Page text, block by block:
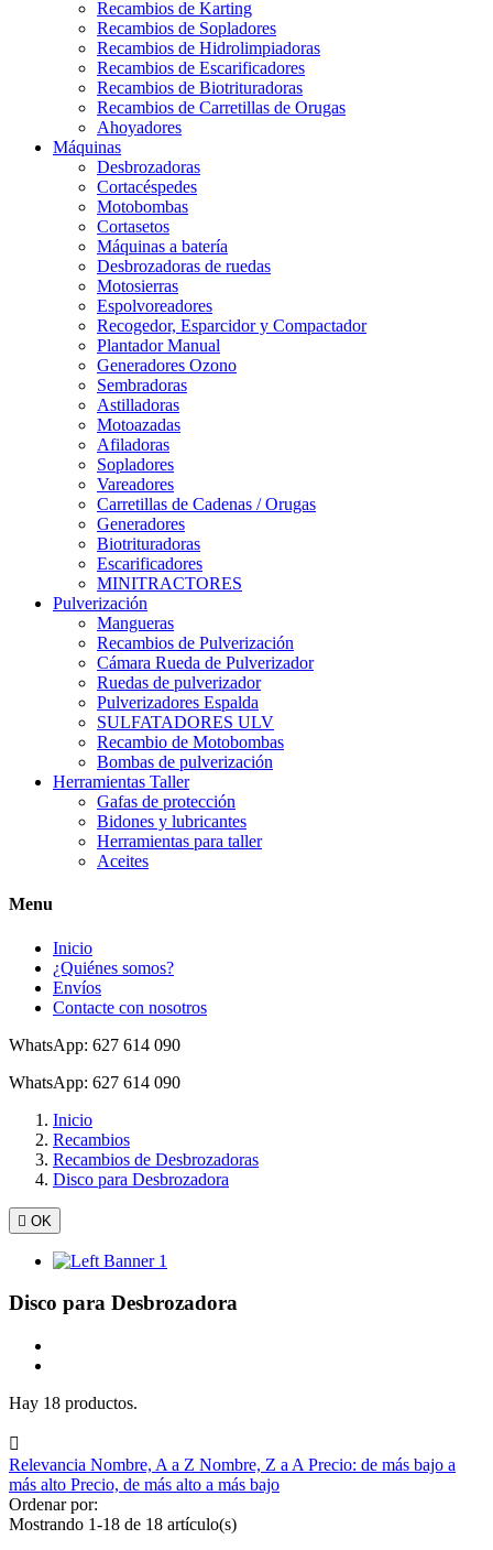
Recambios de Karting
Recambios de Sopladores
Recambios de Hidrolimpiadoras
Recambios de Escarificadores
Recambios de Biotrituradoras
Recambios de Carretillas de Orugas
Ahoyadores
Máquinas
Desbrozadoras
Cortacéspedes
Motobombas
Cortasetos
Máquinas a batería
Desbrozadoras de ruedas
Motosierras
Espolvoreadores
Recogedor, Esparcidor y Compactador
Plantador Manual
Generadores Ozono
Sembradoras
Astilladoras
Motoazadas
Afiladoras
Sopladores
Vareadores
Carretillas de Cadenas / Orugas
Generadores
Biotrituradoras
Escarificadores
MINITRACTORES
Pulverización
Mangueras
Recambios de Pulverización
Cámara Rueda de Pulverizador
Ruedas de pulverizador
Pulverizadores Espalda
SULFATADORES ULV
Recambio de Motobombas
Bombas de pulverización
Herramientas Taller
Gafas de protección
Bidones y lubricantes
Herramientas para taller
Aceites
Menu
Inicio
¿Quiénes somos?
Envíos
Contacte con nosotros
WhatsApp: 627 614 090
WhatsApp: 627 614 090
Inicio
Recambios
Recambios de Desbrozadoras
Disco para Desbrozadora
 OK
Disco para Desbrozadora
Hay 18 productos.

Relevancia Nombre, A a Z Nombre, Z a A Precio: de más bajo a
más alto Precio, de más alto a más bajo
Ordenar por:
Mostrando 1-18 de 18 artículo(s)